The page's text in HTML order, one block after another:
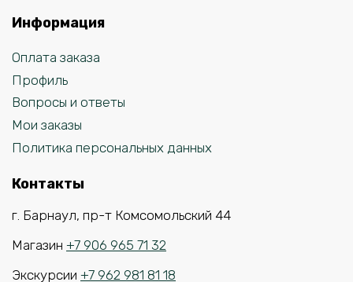
Информация
Оплата заказа
Профиль
Вопросы и ответы
Мои заказы
Политика персональных данных
Контакты
г. Барнаул, пр-т Комсомольский 44
Магазин +7 906 965 71 32
Экскурсии +7 962 981 81 18